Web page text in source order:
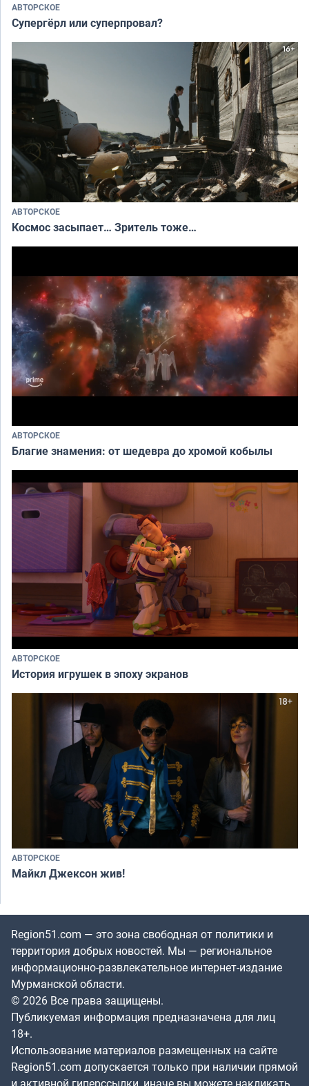
АВТОРСКОЕ
Супергёрл или суперпровал?
АВТОРСКОЕ
Космос засыпает… Зритель тоже…
АВТОРСКОЕ
Благие знамения: от шедевра до хромой кобылы
АВТОРСКОЕ
История игрушек в эпоху экранов
АВТОРСКОЕ
Майкл Джексон жив!
Region51.com — это зона свободная от политики и
территория добрых новостей. Мы — региональное
информационно-развлекательное интернет-издание
Мурманской области.
© 2026 Все права защищены.
Публикуемая информация предназначена для лиц
18+.
Использование материалов размещенных на сайте
Region51.com допускается только при наличии прямой